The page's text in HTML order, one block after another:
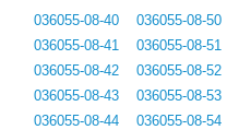
036055-08-40
036055-08-41
036055-08-42
036055-08-43
036055-08-44
036055-08-50
036055-08-51
036055-08-52
036055-08-53
036055-08-54